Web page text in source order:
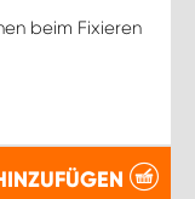
beim Fixieren